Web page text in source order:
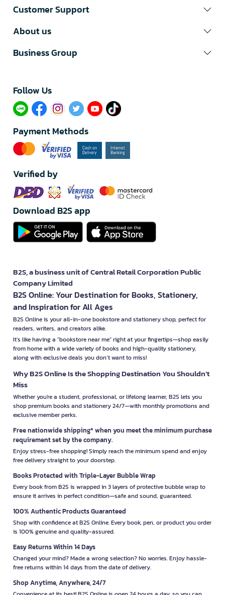
Customer Support
About us
Business Group
Follow Us​
Payment Methods
Verified by
Download B2S app
B2S, a business unit of Central Retail Corporation Public
Company Limited
B2S Online: Your Destination for Books, Stationery,
and Inspiration for All Ages
B2S Online is your all-in-one bookstore and stationery shop, perfect for
readers, writers, and creators alike.
It’s like having a "bookstore near me" right at your fingertips—shop easily
from home with a wide variety of books and high-quality stationery,
along with exclusive deals you don’t want to miss!
Why B2S Online Is the Shopping Destination You Shouldn’t
Miss
Whether you're a student, professional, or lifelong learner, B2S lets you
shop premium books and stationery 24/7—with monthly promotions and
exclusive member perks.
Free nationwide shipping* when you meet the minimum purchase
requirement set by the company.
Enjoy stress-free shopping! Simply reach the minimum spend and enjoy
free delivery straight to your doorstep.
Books Protected with Triple-Layer Bubble Wrap
Every book from B2S is wrapped in 3 layers of protective bubble wrap to
ensure it arrives in perfect condition—safe and sound, guaranteed.
100% Authentic Products Guaranteed
Shop with confidence at B2S Online. Every book, pen, or product you order
is 100% genuine and quality-assured.
Easy Returns Within 14 Days
Changed your mind? Made a wrong selection? No worries. Enjoy hassle-
free returns within 14 days from the date of delivery.
Shop Anytime, Anywhere, 24/7